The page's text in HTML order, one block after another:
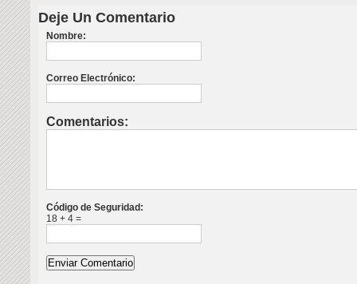
Deje Un Comentario
Nombre:
Correo Electrónico:
Comentarios:
Código de Seguridad:
18 + 4 =